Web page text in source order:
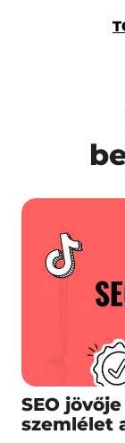
SEO
szemlélet